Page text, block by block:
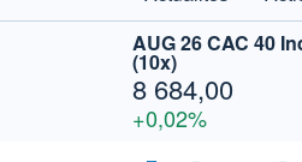
AUG 26 CAC 40
(10x)
8 684,00
+0,02%